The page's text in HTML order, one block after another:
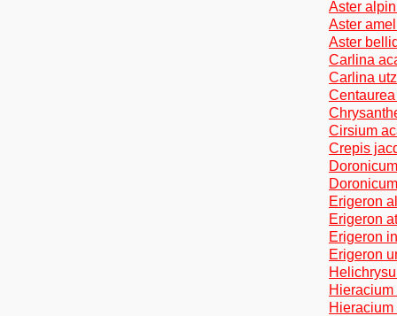
Aster
Aster
Aster
Carlina
Carlina
Cirsium
Crepis
Erigeron
Erigeron
Erigeron
Erigeron